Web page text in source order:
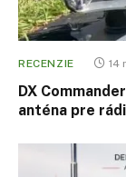
RECENZIE 14
DX
anténa pre